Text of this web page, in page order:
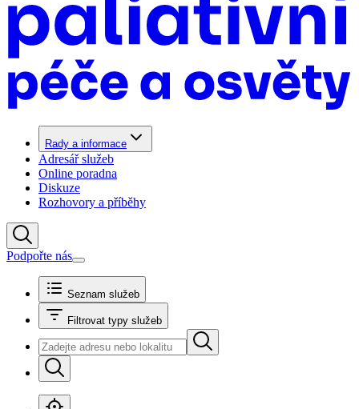
Rady a informace
Adresář služeb
Online poradna
Diskuze
Rozhovory a příběhy
Podpořte nás
Seznam služeb
Filtrovat typy služeb